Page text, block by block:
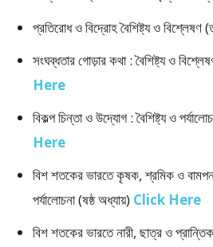
প্রতিরোধ ও বিদ্রোহ বৈশিষ্ট্য ও বিশ্লেষণ
সংঘব্ধতার গোড়ার কথা : বৈশিষ্ট্য ও
Here
বিকল্প চিন্তা ও উদ্যোগ : বৈশিষ্ট্য ও
Here
বিশ শতকের ভারতে কৃষক, শ্রমিক ও
পর্যালোচনা (ষষ্ঠ অধ্যায়) Click Here
বিশ শতকের ভারতে নারী, ছাত্র ও